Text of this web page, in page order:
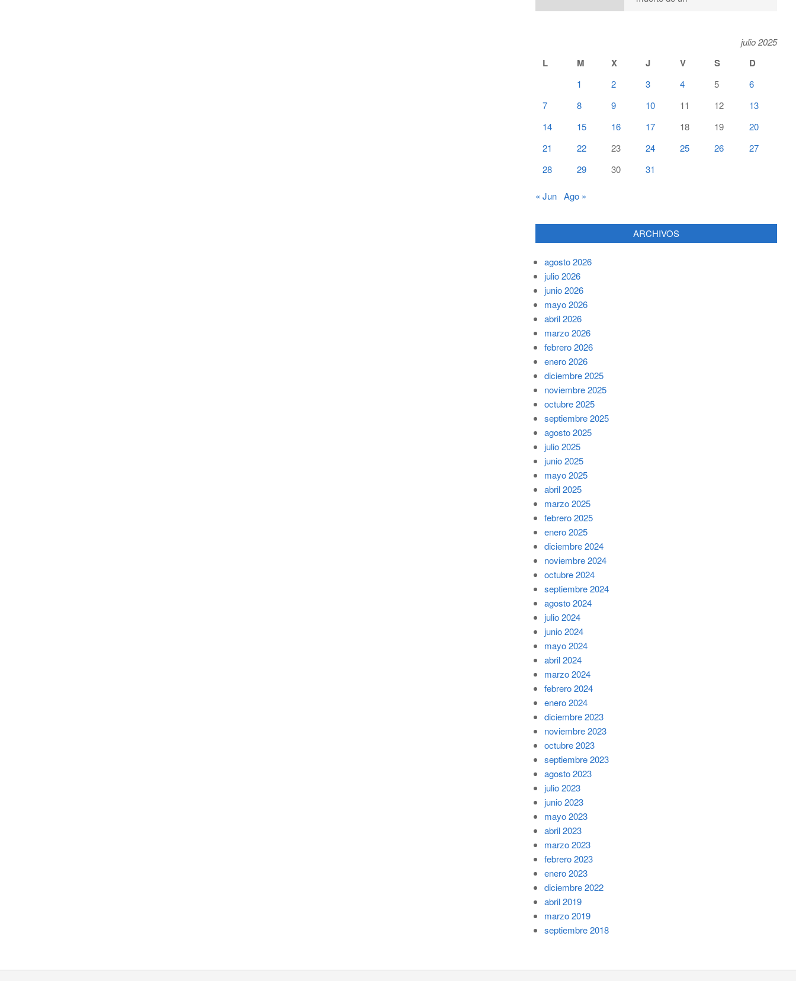
julio 2025
L M X J V S D
1 2 3 4 5
6
7
8 9 10 11 12
13
14
15 16 17 18 19
20
21
22 23 24 25 26
27
28
29 30 31
« Jun Ago »
ARCHIVOS
agosto 2026
julio 2026
junio 2026
mayo 2026
abril 2026
marzo 2026
febrero 2026
enero 2026
diciembre 2025
noviembre 2025
octubre 2025
septiembre 2025
agosto 2025
julio 2025
junio 2025
mayo 2025
abril 2025
marzo 2025
febrero 2025
enero 2025
diciembre 2024
noviembre 2024
octubre 2024
septiembre 2024
agosto 2024
julio 2024
junio 2024
mayo 2024
abril 2024
marzo 2024
febrero 2024
enero 2024
diciembre 2023
noviembre 2023
octubre 2023
septiembre 2023
agosto 2023
julio 2023
junio 2023
mayo 2023
abril 2023
marzo 2023
febrero 2023
enero 2023
diciembre 2022
abril 2019
marzo 2019
septiembre 2018